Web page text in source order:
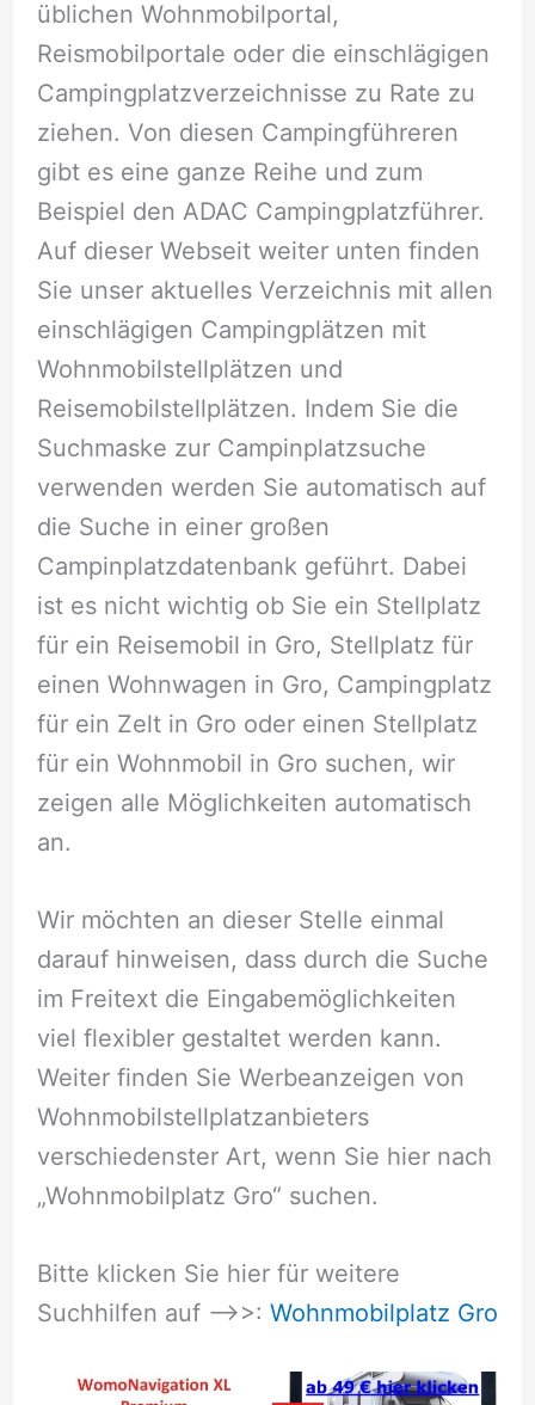
üblichen Wohnmobilportal,
Reismobilportale oder die einschlägigen
Campingplatzverzeichnisse zu Rate zu
ziehen. Von diesen Campingführeren
gibt es eine ganze Reihe und zum
Beispiel den ADAC Campingplatzführer.
Auf dieser Webseit weiter unten finden
Sie unser aktuelles Verzeichnis mit allen
einschlägigen Campingplätzen mit
Wohnmobilstellplätzen und
Reisemobilstellplätzen. Indem Sie die
Suchmaske zur Campinplatzsuche
verwenden werden Sie automatisch auf
die Suche in einer großen
Campinplatzdatenbank geführt. Dabei
ist es nicht wichtig ob Sie ein Stellplatz
für ein Reisemobil in Gro, Stellplatz für
einen Wohnwagen in Gro, Campingplatz
für ein Zelt in Gro oder einen Stellplatz
für ein Wohnmobil in Gro suchen, wir
zeigen alle Möglichkeiten automatisch
an.
Wir möchten an dieser Stelle einmal
darauf hinweisen, dass durch die Suche
im Freitext die Eingabemöglichkeiten
viel flexibler gestaltet werden kann.
Weiter finden Sie Werbeanzeigen von
Wohnmobilstellplatzanbieters
verschiedenster Art, wenn Sie hier nach
„Wohnmobilplatz Gro“ suchen.
Bitte klicken Sie hier für weitere
Suchhilfen auf –>>: Wohnmobilplatz Gro